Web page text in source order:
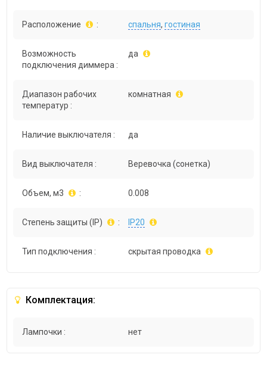
Расположение : спальня,гостиная
Возможность
подключения диммера :
да
Диапазон рабочих
температур :
комнатная
Наличие выключателя : да
Вид выключателя : Веревочка (сонетка)
Объем, м3 : 0.008
Степень защиты (IP) : IP20
Тип подключения : скрытая проводка
Комплектация:
Лампочки : нет